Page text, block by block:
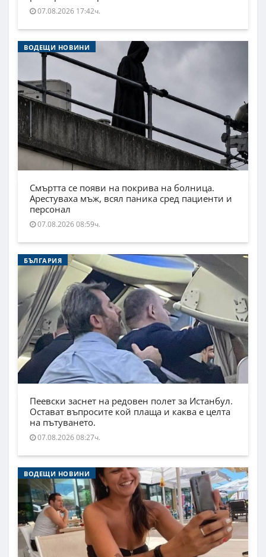
07.08.2026 17:42ч.
ВОДЕЩИ НОВИНИ
Смъртта се появи на покрива на болница.
Арестуваха мъж, всял паника сред пациенти и
персонал
07.08.2026 08:59ч.
БЪЛГАРИЯ
Пеевски заснет на редовен полет за Истанбул.
Остават въпросите кой плаща и каква е целта
на пътуването.
07.08.2026 08:27ч.
ВОДЕЩИ НОВИНИ